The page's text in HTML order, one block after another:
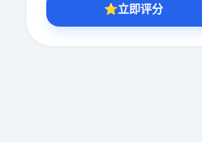
⭐立即评分
* 综合评分为玩家评分结果，
0%，性价比占